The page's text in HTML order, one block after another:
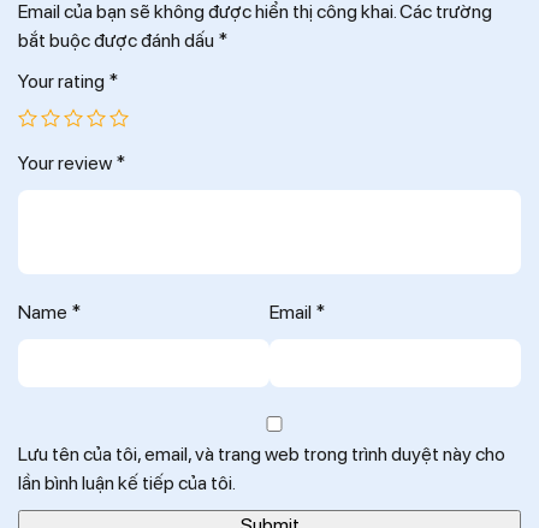
Email của bạn sẽ không được hiển thị công khai.Các trường
bắt buộc được đánh dấu *
Your rating *
Your review *
Name * Email *
Lưu tên của tôi, email, và trang web trong trình duyệt này cho
lần bình luận kế tiếp của tôi.